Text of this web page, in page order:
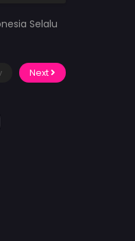
Selalu
Next